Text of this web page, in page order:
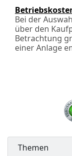
Bei der
über den
Betrachtung
einer Anlage
Themen